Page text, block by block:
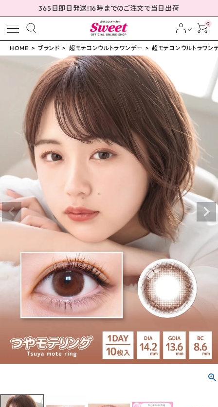
365日即日発送!16時までのご注文で当日出荷
0
meeting_room ログイン person 会員登録
超モテコンウルトラワン
デー つやモテリング 14.
2mm
¥1,650(税込)
配送方法について
発送について
お支払い方法について
お買い物ガイド
お問い合わせ
よくあるご質問
HOME ブランド 超モテコンウルトラワンデー 超モテコンウルトラワン